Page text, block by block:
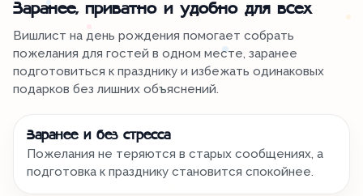
Заранее, приватно и удобно для всех
Вишлист на день рождения помогает собрать
пожелания для гостей в одном месте, заранее
подготовиться к празднику и избежать одинаковых
подарков без лишних объяснений.
Заранее и без стресса
Пожелания не теряются в старых сообщениях, а
подготовка к празднику становится спокойнее.